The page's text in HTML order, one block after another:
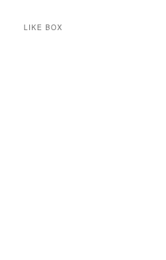
LIKE BOX